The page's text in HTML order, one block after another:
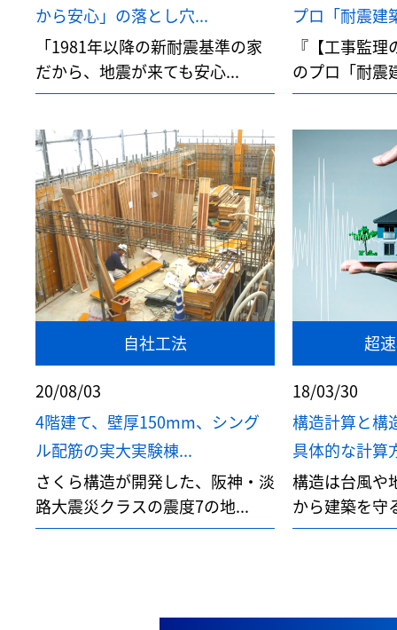
から安心」の落とし穴...
「1981年以降の新耐震基準の家
だから、地震が来ても安心...
プロ「耐震建
『【工事監
のプロ「耐震
自社工法
20/08/03
4階建て、壁厚150mm、シング
ル配筋の実大実験棟...
さくら構造が開発した、阪神・淡
路大震災クラスの震度7の地...
超
18/03/30
構造計算と構
具体的な計算
構造は台風や
から建築を守